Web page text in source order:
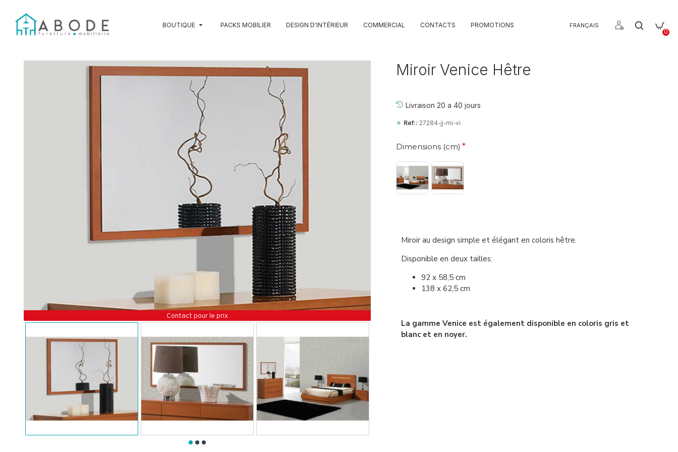
BOUTIQUE PACKS MOBILIER DESIGN D'INTÉRIEUR COMMERCIAL CONTACTS PROMOTIONS FRANÇAIS
0
Contact pour le prix
Miroir Venice Hêtre
Livraison 20 a 40 jours
Ref:: 27284-jj-mi-vi
Dimensions (cm)
Miroir au design simple et élégant en coloris hêtre.
Disponible en deux tailles:
92 x 58,5 cm
138 x 62,5 cm
La gamme Venice est également disponible en coloris gris et
blanc et en noyer.